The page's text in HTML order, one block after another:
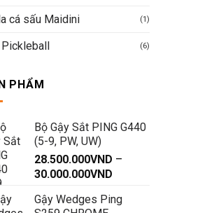
cá sấu Maidini (1)
(6)
PHẨM
Bộ Gậy Sắt PING G440
(5-9, PW, UW)
28.500.000VND –
30.000.000VND
từ
Gậy Wedges Ping